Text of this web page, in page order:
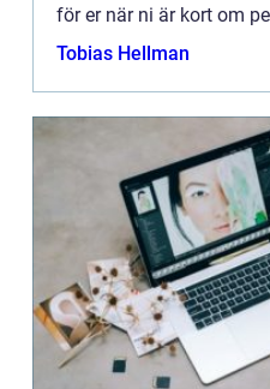
för er när ni är kort om
rådgivning inom ett visst
Tobias Hellman